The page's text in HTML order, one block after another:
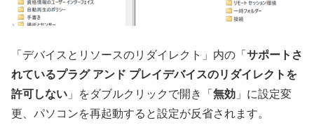
「デバイスとリソースのリダイレクト」内の「 サポートさ
れているプラグ アンド プレイデバイスのリダイレクトを
許可しない 」をダブルクリックで開き「 無効 」に設定変
更、パソコンを再起動すると設定が反省されます。